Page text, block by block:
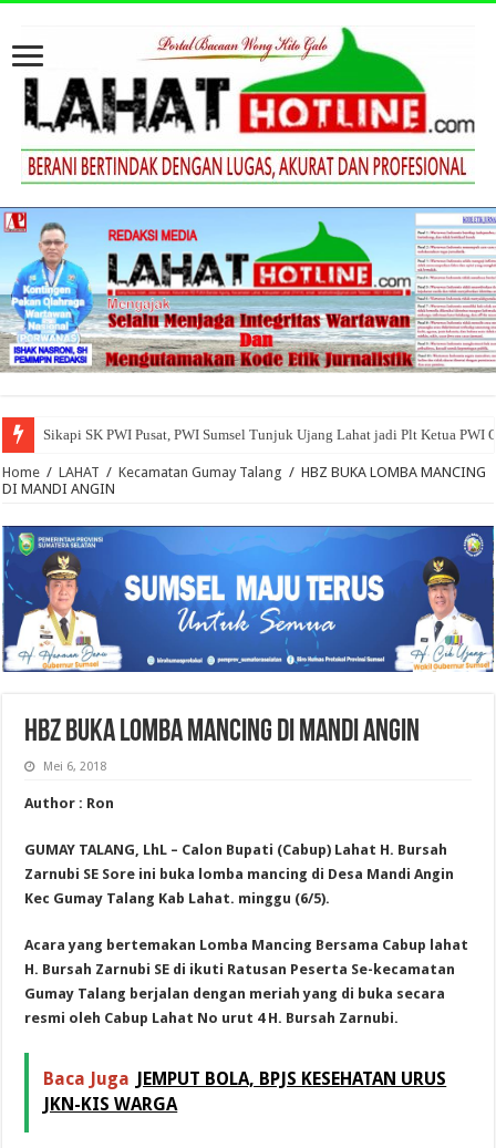
Sikapi SK PWI Pusat, PWI Sumsel Tunjuk Ujang Lahat jadi Plt Ketua PWI
Home / LAHAT / Kecamatan Gumay Talang / HBZ BUKA LOMBA MANCING
DI MANDI ANGIN
HBZ BUKA LOMBA MANCING DI MANDI ANGIN
Mei 6, 2018
Author : Ron
GUMAY TALANG, LhL – Calon Bupati (Cabup) Lahat H. Bursah
Zarnubi SE Sore ini buka lomba mancing di Desa Mandi Angin
Kec Gumay Talang Kab Lahat. minggu (6/5).
Acara yang bertemakan Lomba Mancing Bersama Cabup lahat
H. Bursah Zarnubi SE di ikuti Ratusan Peserta Se-kecamatan
Gumay Talang berjalan dengan meriah yang di buka secara
resmi oleh Cabup Lahat No urut 4 H. Bursah Zarnubi.
Baca Juga JEMPUT BOLA, BPJS KESEHATAN URUS
JKN-KIS WARGA